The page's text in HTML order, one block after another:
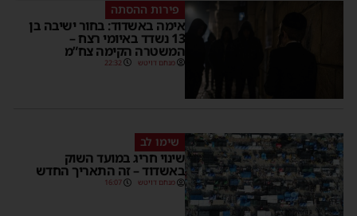
פירות ההסתה
אימה באשדוד: בחור ישיבה בן
13 נשדד באיומי רצח –
המשטרה הקימה צח”מ
מנחם דויטש 22:32
שימו לב
שינוי חריג במועד השוק
באשדוד – זה התאריך החדש
מנחם דויטש 16:07